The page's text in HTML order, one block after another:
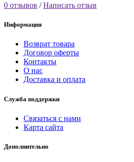
0 отзывов /Написать отзыв
Информация
Возврат товара
Договор оферты
Контакты
О нас
Доставка и оплата
Служба поддержки
Связаться с нами
Карта сайта
Дополнительно